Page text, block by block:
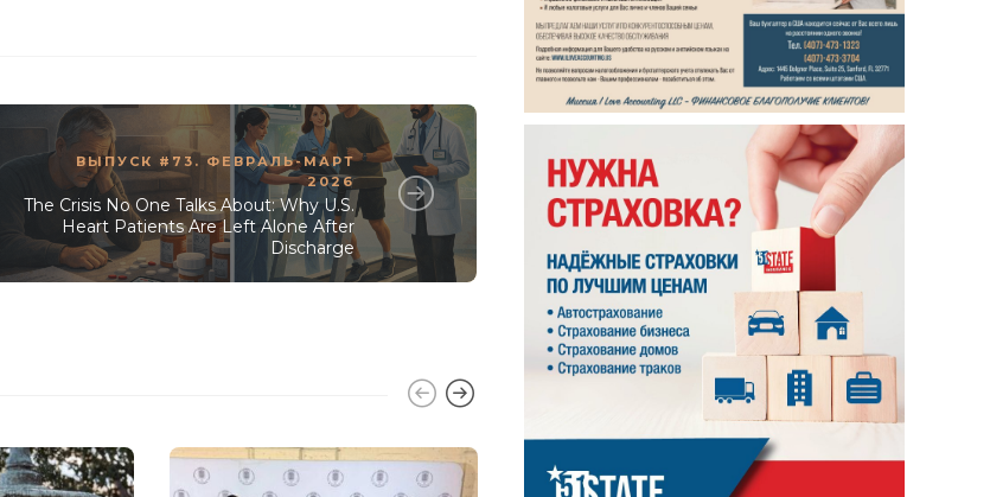
ВЫПУСК #73. ФЕВРАЛЬ-МАРТ
2026
The Crisis No One Talks About: Why U.S.
Heart Patients Are Left Alone After
Discharge